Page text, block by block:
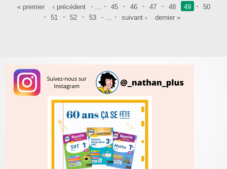
Pages
« premier ‹ précédent 45 46 47 48 49
50
51
52 53 suivant › dernier »